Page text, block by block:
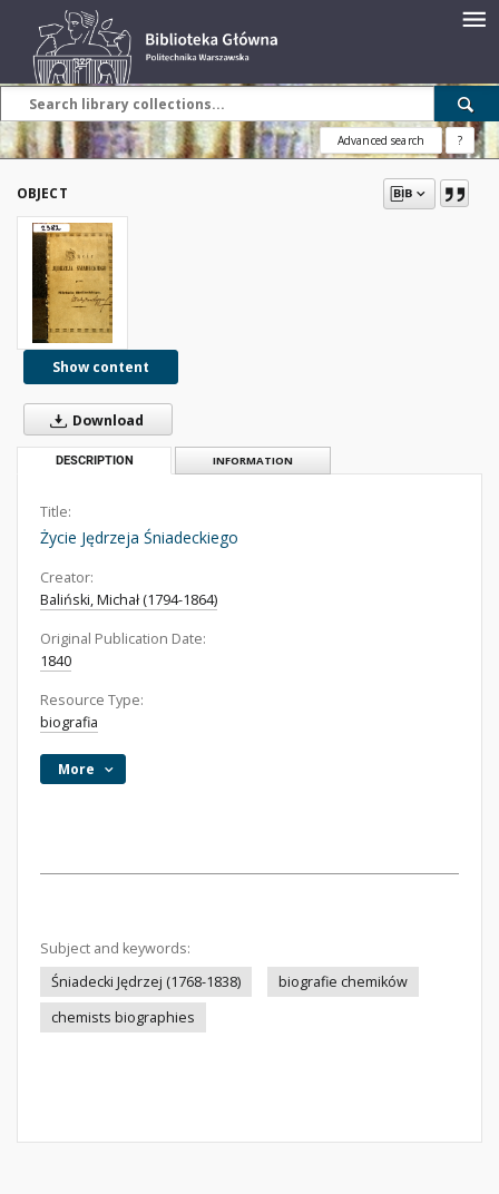
Advanced search ?
OBJECT
Show content
Download
DESCRIPTION INFORMATION
Title:
Życie Jędrzeja Śniadeckiego
Creator:
Baliński, Michał (1794-1864)
Original Publication Date:
1840
Resource Type:
biografia
More
Subject and keywords:
Śniadecki Jędrzej (1768-1838)
biografie chemików
chemists biographies